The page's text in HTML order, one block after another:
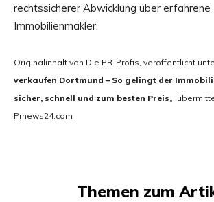
rechtssicherer Abwicklung über erfahrene
Immobilienmakler.
Originalinhalt von Die PR-Profis, veröffentlicht
verkaufen Dortmund – So gelingt der
sicher, schnell und zum besten Preis „,
Prnews24.com
Themen zum